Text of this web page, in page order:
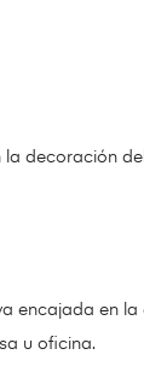
la decoración
encajada en la
u oficina.